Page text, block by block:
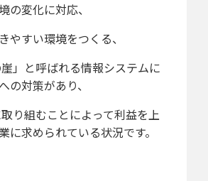
変化に対応、
すい環境をつくる、
」と呼ばれる情報システムに
の対策があり、
り組むことによって利益を上
に求められている状況です。